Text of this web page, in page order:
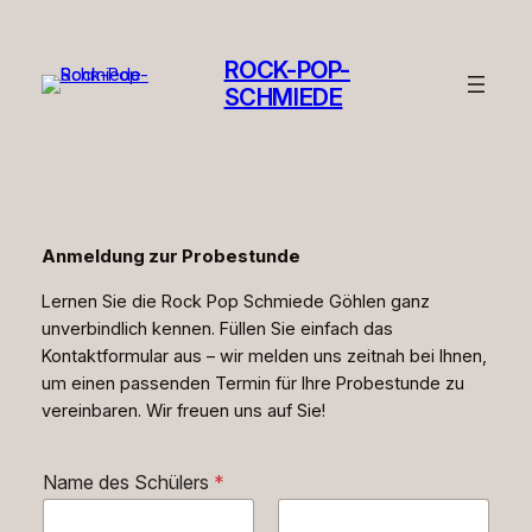
ROCK-POP-
SCHMIEDE
Anmeldung zur Probestunde
Lernen Sie die Rock Pop Schmiede Göhlen ganz
unverbindlich kennen. Füllen Sie einfach das
Kontaktformular aus – wir melden uns zeitnah bei Ihnen,
um einen passenden Termin für Ihre Probestunde zu
vereinbaren. Wir freuen uns auf Sie!
Name des Schülers *